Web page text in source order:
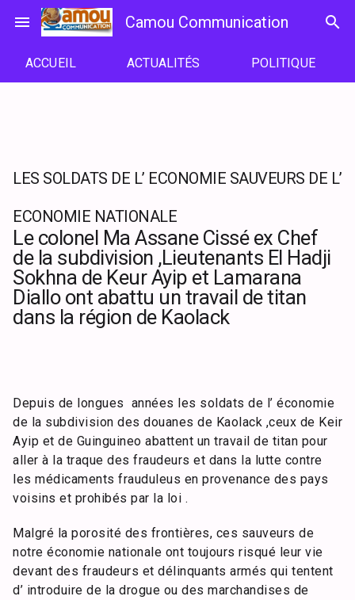
menu Camou Communication search
ACCUEIL ACTUALITÉS POLITIQUE
LES SOLDATS DE L’ ECONOMIE SAUVEURS DE L’
ECONOMIE NATIONALE
Le colonel Ma Assane Cissé ex Chef
de la subdivision ,Lieutenants El Hadji
Sokhna de Keur Ayip et Lamarana
Diallo ont abattu un travail de titan
dans la région de Kaolack
Depuis de longues années les soldats de l’ économie
de la subdivision des douanes de Kaolack ,ceux de Keir
Ayip et de Guinguineo abattent un travail de titan pour
aller à la traque des fraudeurs et dans la lutte contre
les médicaments frauduleus en provenance des pays
voisins et prohibés par la loi .
Malgré la porosité des frontières, ces sauveurs de
notre économie nationale ont toujours risqué leur vie
devant des fraudeurs et délinquants armés qui tentent
d’ introduire de la drogue ou des marchandises de